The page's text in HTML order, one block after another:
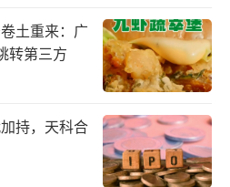
题，更糟的是，眼下九
血通销售也难以重回增
的中华老字号，不知何时
队。
一线阵营
土重来：广
转第三方
持，天科合